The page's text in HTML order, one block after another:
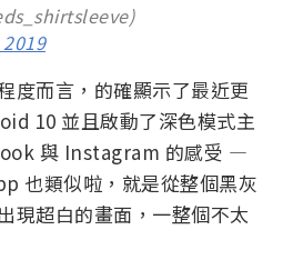
度而言，的確顯示了最近更
10 並且啟動了深色模式主
與 Instagram 的感受 —
也類似啦，就是從整個黑灰
現超白的畫面，一整個不太